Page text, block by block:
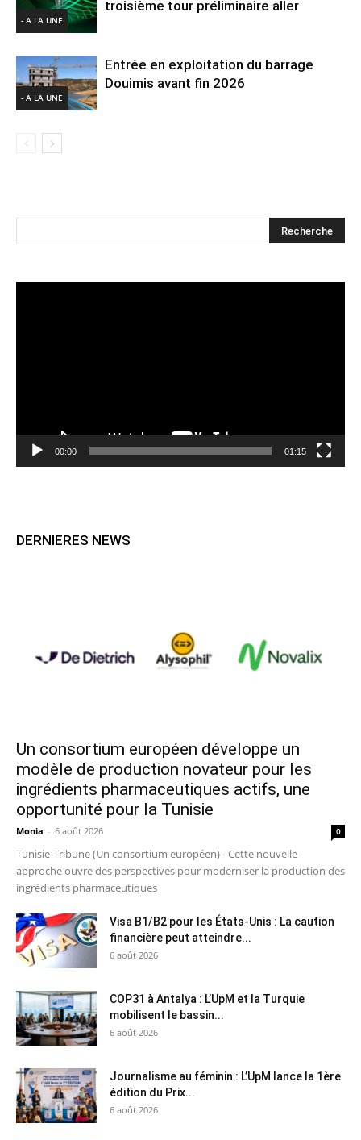
- A LA UNE
troisième tour préliminaire aller
- A LA UNE
Entrée en exploitation du barrage
Douimis avant fin 2026
00:00 01:15
DERNIERES NEWS
Un consortium européen développe un
modèle de production novateur pour les
ingrédients pharmaceutiques actifs, une
opportunité pour la Tunisie
Monia - 6 août 2026 0
Tunisie-Tribune (Un consortium européen) - Cette nouvelle
approche ouvre des perspectives pour moderniser la production des
ingrédients pharmaceutiques
Visa B1/B2 pour les États-Unis : La caution
financière peut atteindre...
6 août 2026
COP31 à Antalya : L’UpM et la Turquie
mobilisent le bassin...
6 août 2026
Journalisme au féminin : L’UpM lance la 1ère
édition du Prix...
6 août 2026